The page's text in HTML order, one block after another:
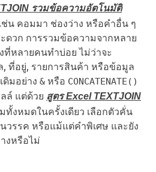
รวมข้อความอัตโนมัติ
น คอมมา ช่องว่าง หรือคำอื่น ๆ
ดวก การรวมข้อความจากหลาย
งที่หลายคนทำบ่อย ไม่ว่าจะ
ที่อยู่, รายการสินค้า หรือข้อมูล
มอย่าง & หรือ CONCATENATE()
ล์ แต่ด้วย สูตร Excel TEXTJOIN
งหมดในครั้งเดียว เลือกตัวคั่น
นวรรค หรือแม้แต่คำพิเศษ และยัง
งหรือไม่